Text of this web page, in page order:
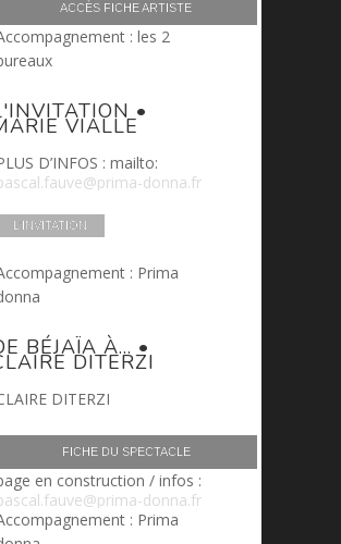
ACCÈS FICHE ARTISTE
: les 2
•
VIALLE
D’INFOS : mailto:
donna.fr
L'INVITATION
: Prima
BÉJAÏA À... •
DITERZI
DITERZI
FICHE DU SPECTACLE
en construction / infos :
donna.fr
: Prima